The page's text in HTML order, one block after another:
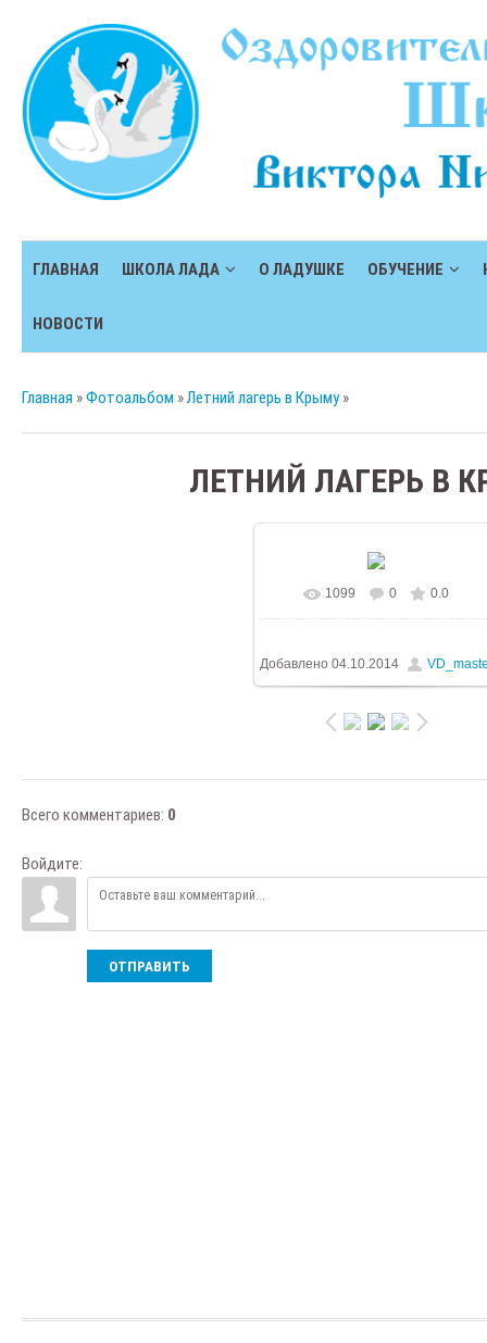
ГЛАВНАЯ ШКОЛА ЛАДА О ЛАДУШКЕ ОБУЧЕНИЕ
НОВОСТИ
Главная »Фотоальбом »Летний лагерь в Крыму»
ЛЕТНИЙ ЛАГЕРЬ В
В реальном размере
1099 0 0.0
Добавлено 04.10.2014
Всего комментариев: 0
Войдите:
ОТПРАВИТЬ